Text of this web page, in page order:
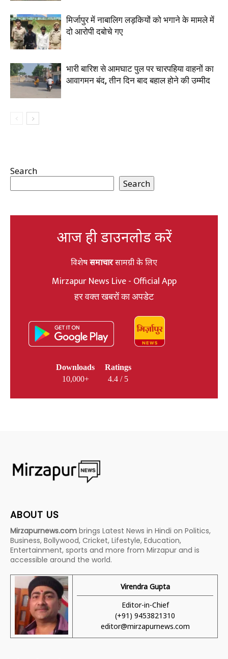
मिर्जापुर में नाबालिग लड़कियों को भगाने के मामले में
दो आरोपी दबोचे गए
भारी बारिश से आमघाट पुल पर चारपहिया वाहनों का
आवागमन बंद, तीन दिन बाद बहाल होने की उम्मीद
Search
Search
आज ही डाउनलोड करें
विशेषसमाचारसामग्री के लिए
Mirzapur News Live - Official App
हर वक्त खबरों का अपडेट
Downloads
10,000+
Ratings
4.4 / 5
ABOUT US
Mirzapurnews.com brings Latest News in Hindi on Politics,
Business, Bollywood, Cricket, Lifestyle, Education,
Entertainment, sports and more from Mirzapur and is
accessible around the world.
Virendra Gupta
Editor-in-Chief
(+91) 9453821310
editor@mirzapurnews.com